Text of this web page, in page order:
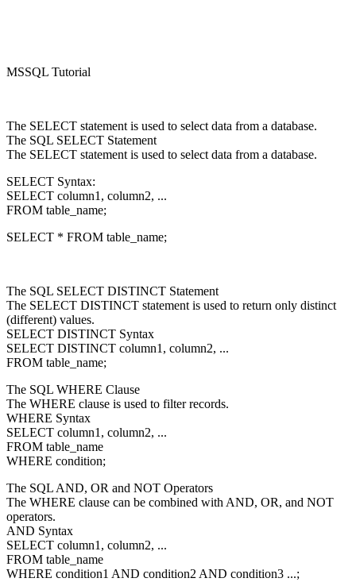
MSSQL Tutorial
The SELECT statement is used to select data from a database.
The SQL SELECT Statement
The SELECT statement is used to select data from a database.
SELECT Syntax:
SELECT column1, column2, ...
FROM table_name;
SELECT * FROM table_name;
The SQL SELECT DISTINCT Statement
The SELECT DISTINCT statement is used to return only distinct
(different) values.
SELECT DISTINCT Syntax
SELECT DISTINCT column1, column2, ...
FROM table_name;
The SQL WHERE Clause
The WHERE clause is used to filter records.
WHERE Syntax
SELECT column1, column2, ...
FROM table_name
WHERE condition;
The SQL AND, OR and NOT Operators
The WHERE clause can be combined with AND, OR, and NOT
operators.
AND Syntax
SELECT column1, column2, ...
FROM table_name
WHERE condition1 AND condition2 AND condition3 ...;